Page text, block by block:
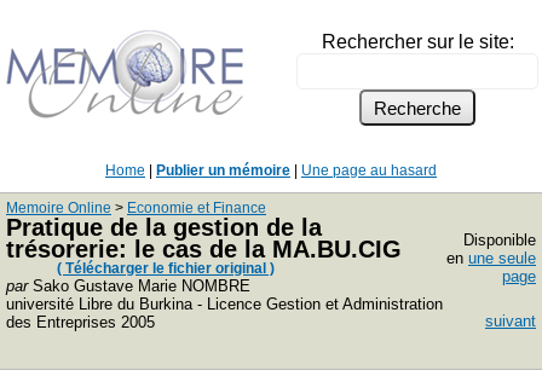
Rechercher sur le site:
Home Publier un mémoire Une page au hasard
Memoire Online > Economie et Finance
Pratique de la gestion de la
trésorerie: le cas de la MA.BU.CIG
( Télécharger le fichier original )
parSako Gustave Marie NOMBRE
université Libre du Burkina - Licence Gestion et Administration
des Entreprises 2005
Disponible
en une seule
page
suivant